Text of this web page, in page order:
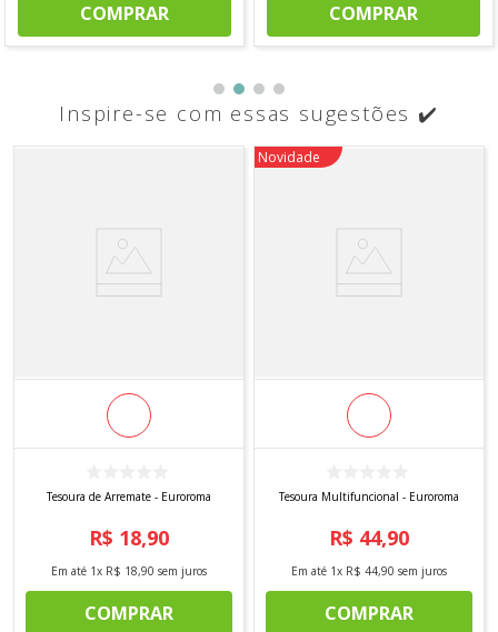
COMPRAR COMPRAR
Inspire-se com essas sugestões ✔️
Tesoura de Arremate - Euroroma
R$ 18,90
Em até 1x R$ 18,90 sem juros
COMPRAR
Novidade
Tesoura Multifuncional - Euroroma
R$ 44,90
Em até 1x R$ 44,90 sem juros
COMPRAR